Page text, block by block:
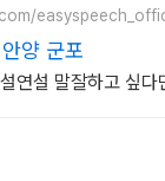
양 군포
연설 말잘하고 싶다